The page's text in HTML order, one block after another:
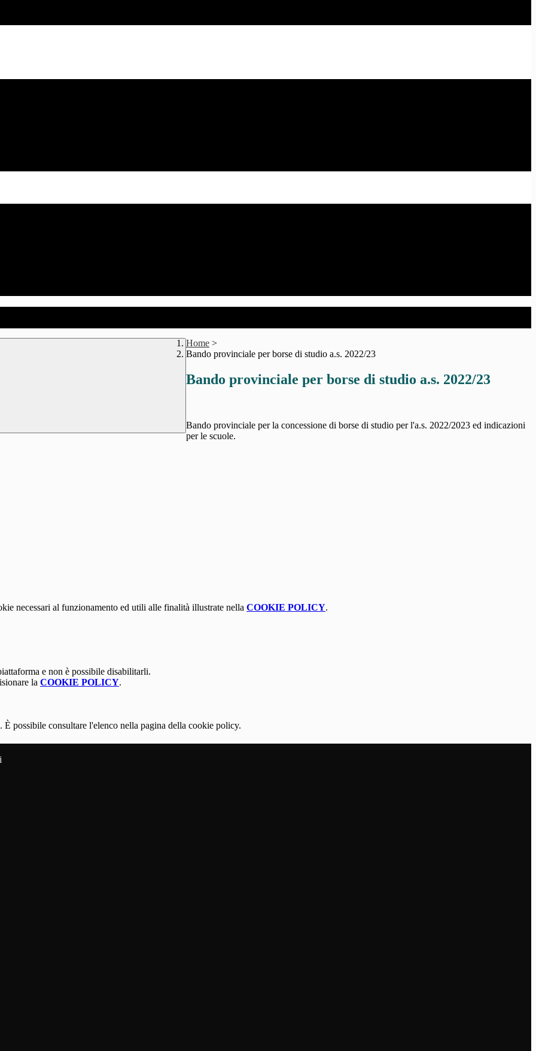
Home >
Bando provinciale per borse di studio a.s. 2022/23
Bando provinciale per borse di studio a.s. 2022/23
Bando provinciale per la concessione di borse di studio per l'a.s. 2022/2023 ed indicazioni
per le scuole.
necessari al funzionamento ed utili alle finalità illustrate nella COOKIE POLICY.
e non è possibile disabilitarli.
la COOKIE POLICY.
possibile consultare l'elenco nella pagina della cookie policy.